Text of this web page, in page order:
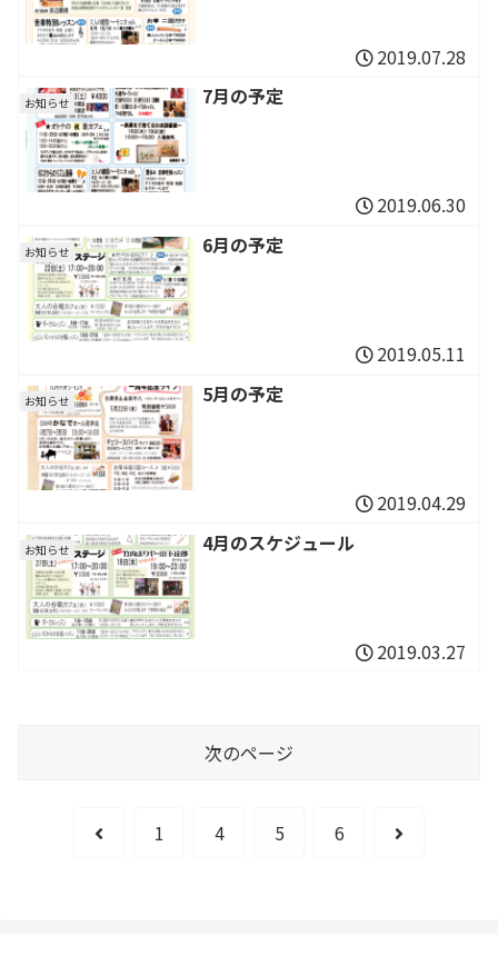
2019.07.28
お知らせ 7月の予定
2019.06.30
お知らせ 6月の予定
2019.05.11
お知らせ 5月の予定
2019.04.29
お知らせ 4月のスケジュール
2019.03.27
次のページ
前
1 4 5 6
次